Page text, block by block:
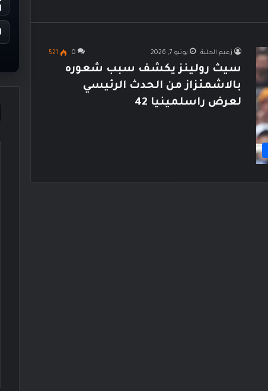
زعيم الحلبة يونيو 7, 2026 0
521
سيث رولينز يكشف سبب شعوره
بالاشمئزاز من الحدث الرئيسي
لعرض راسلمينيا 42